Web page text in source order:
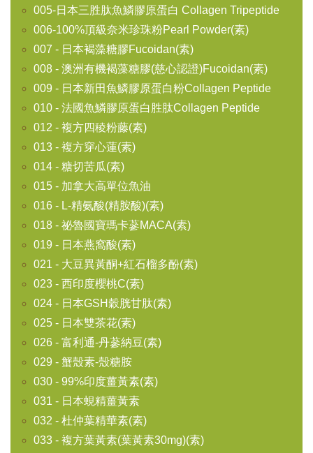
005-日本三胜肽魚鱗膠原蛋白 Collagen Tripeptide
006-100%頂級奈米珍珠粉Pearl Powder(素)
007 - 日本褐藻糖膠Fucoidan(素)
008 - 澳洲有機褐藻糖膠(慈心認證)Fucoidan(素)
009 - 日本新田魚鱗膠原蛋白粉Collagen Peptide
010 - 法國魚鱗膠原蛋白胜肽Collagen Peptide
012 - 複方四稜粉藤(素)
013 - 複方穿心蓮(素)
014 - 糖切苦瓜(素)
015 - 加拿大高單位魚油
016 - L-精氨酸(精胺酸)(素)
018 - 祕魯國寶瑪卡蔘MACA(素)
019 - 日本燕窩酸(素)
021 - 大豆異黃酮+紅石榴多酚(素)
023 - 西印度櫻桃C(素)
024 - 日本GSH穀胱甘肽(素)
025 - 日本雙茶花(素)
026 - 富利通-丹蔘納豆(素)
029 - 蟹殼素-殼糖胺
030 - 99%印度薑黃素(素)
031 - 日本蜆精薑黃素
032 - 杜仲葉精華素(素)
033 - 複方葉黃素(葉黃素30mg)(素)